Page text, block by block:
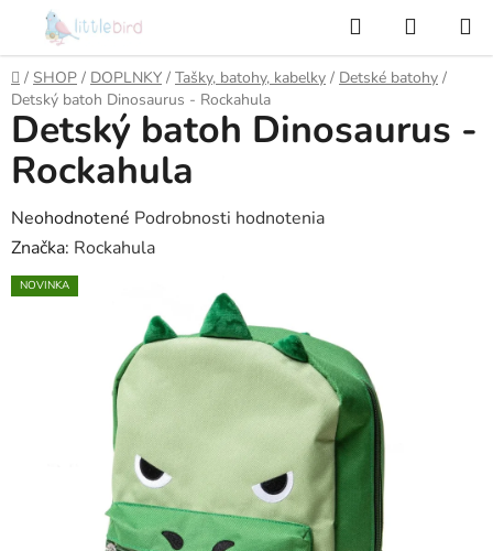
obsah
Hľadať
KOŠÍK
Domov
/ SHOP / DOPLNKY / Tašky, batohy, kabelky / Detské batohy /
Detský batoh Dinosaurus - Rockahula
Detský batoh Dinosaurus -
Rockahula
Priemerné
hodnotenie
produktu
Neohodnotené Podrobnosti hodnotenia
Značka: Rockahula
NOVINKA